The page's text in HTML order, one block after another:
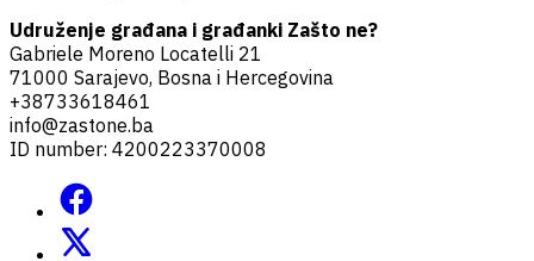
Udruženje građana i građanki Zašto ne?
Gabriele Moreno Locatelli 21
71000 Sarajevo, Bosna i Hercegovina
+38733618461
info@zastone.ba
ID number: 4200223370008